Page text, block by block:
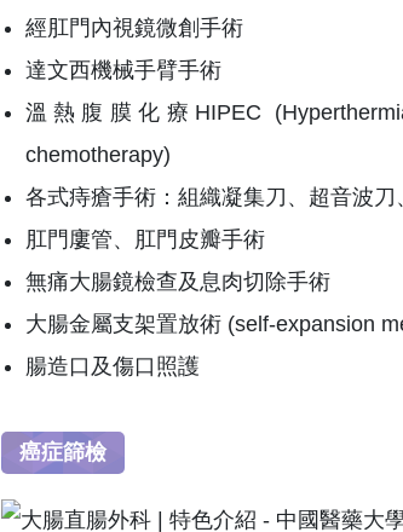
經肛門內視鏡微創手術
達文西機械手臂手術
溫熱腹膜化療HIPEC
chemotherapy)
各式痔瘡手術：組織凝集刀、超音波
肛門廔管、肛門皮瓣手術
無痛大腸鏡檢查及息肉切除手術
大腸金屬支架置放術 (self-expansion
腸造口及傷口照護
癌症篩檢